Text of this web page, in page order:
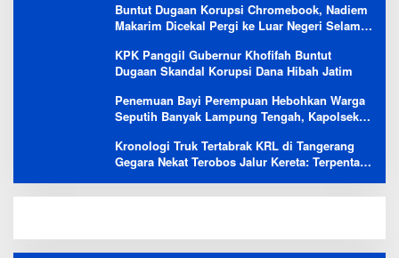
Buntut Dugaan Korupsi Chromebook, Nadiem
Makarim Dicekal Pergi ke Luar Negeri Selama
KPK Panggil Gubernur Khofifah Buntut
Dugaan Skandal Korupsi Dana Hibah Jatim
Penemuan Bayi Perempuan Hebohkan Warga
Seputih Banyak Lampung Tengah, Kapolsek:
Kronologi Truk Tertabrak KRL di Tangerang
Gegara Nekat Terobos Jalur Kereta: Terpental,